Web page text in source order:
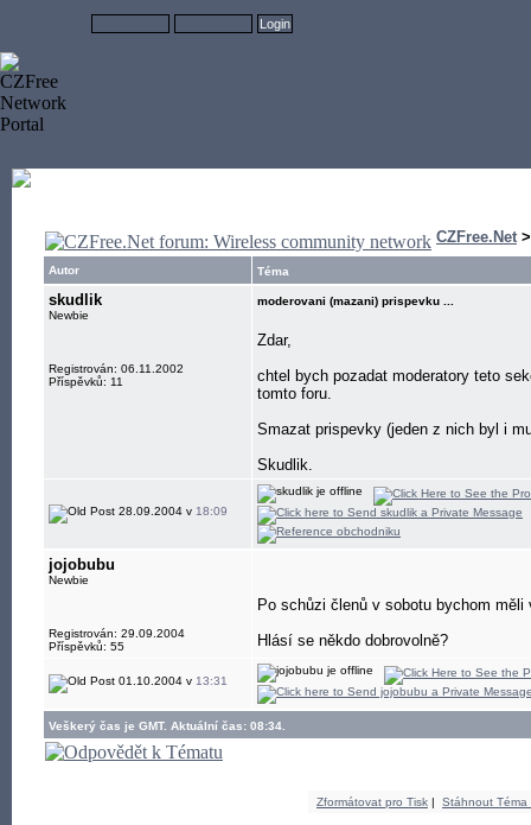
CZFree.Net
Autor Téma
skudlik
Newbie
Registrován: 06.11.2002
Příspěvků: 11
moderovani (mazani) prispevku ...
Zdar,
chtel bych pozadat moderatory teto
tomto foru.
Smazat prispevky (jeden z nich byl i
Skudlik.
28.09.2004 v 18:09
jojobubu
Newbie
Registrován: 29.09.2004
Příspěvků: 55
Po schůzi členů v sobotu bychom
Hlásí se někdo dobrovolně?
01.10.2004 v 13:31
Veškerý čas je GMT. Aktuální čas: 08:34.
Zformátovat pro Tisk | Stáhnout Téma